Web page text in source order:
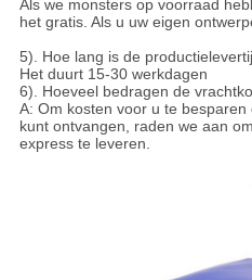
Als we monsters op voorraad
het gratis. Als u uw eigen
5). Hoe lang is de
Het duurt 15-30 werkdagen
6). Hoeveel bedragen de
A: Om kosten voor u te
kunt ontvangen, raden we aan
express te leveren.